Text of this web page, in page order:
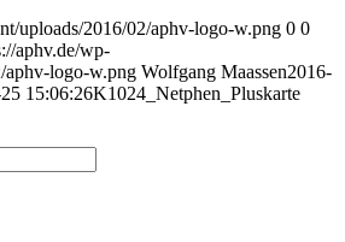
uploads/2016/02/aphv-logo-w.png 0 0
aphv.de/wp-
aphv-logo-w.png Wolfgang Maassen2016-
15:06:26K1024_Netphen_Pluskarte